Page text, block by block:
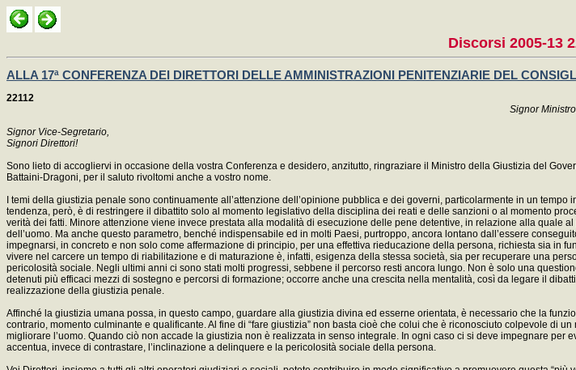
Discorsi 2005-13
ALLA 17ª CONFERENZA DEI DIRETTORI DELLE AMMINISTRAZIONI PENITENZIARIE DEL
22112
Signor
Signor Vice-Segretario,
Signori Direttori!
Sono lieto di accogliervi in occasione della vostra Conferenza e desidero, anzitutto, ringraziare il Ministro della Giustizia del
Battaini-Dragoni, per il saluto rivoltomi anche a vostro nome.
I temi della giustizia penale sono continuamente all’attenzione dell’opinione pubblica e dei governi, particolarmente in un
tendenza, però, è di restringere il dibattito solo al momento legislativo della disciplina dei reati e delle sanzioni o al momento
verità dei fatti. Minore attenzione viene invece prestata alla modalità di esecuzione delle pene detentive, in relazione alla quale
dell’uomo. Ma anche questo parametro, benché indispensabile ed in molti Paesi, purtroppo, ancora lontano dall’essere
impegnarsi, in concreto e non solo come affermazione di principio, per una effettiva rieducazione della persona, richiesta sia in
vivere nel carcere un tempo di riabilitazione e di maturazione è, infatti, esigenza della stessa società, sia per recuperare una
pericolosità sociale. Negli ultimi anni ci sono stati molti progressi, sebbene il percorso resti ancora lungo. Non è solo una
detenuti più efficaci mezzi di sostegno e percorsi di formazione; occorre anche una crescita nella mentalità, così da legare il
realizzazione della giustizia penale.
Affinché la giustizia umana possa, in questo campo, guardare alla giustizia divina ed esserne orientata, è necessario che la
contrario, momento culminante e qualificante. Al fine di “fare giustizia” non basta cioè che colui che è riconosciuto colpevole di
migliorare l’uomo. Quando ciò non accade la giustizia non è realizzata in senso integrale. In ogni caso ci si deve impegnare
accentua, invece di contrastare, l’inclinazione a delinquere e la pericolosità sociale della persona.